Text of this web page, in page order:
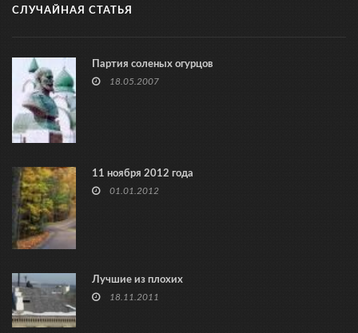
СЛУЧАЙНАЯ СТАТЬЯ
Партия соленых огурцов
18.05.2007
11 ноября 2012 года
01.01.2012
Лучшие из плохих
18.11.2011